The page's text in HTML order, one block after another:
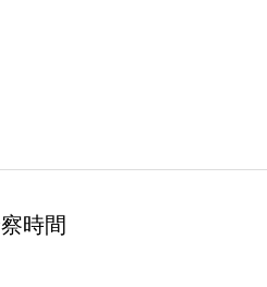
時間